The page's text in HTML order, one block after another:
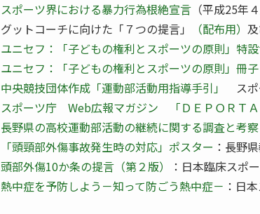
スポーツ界における暴力行為根絶宣言 （平成25年
グットコーチに向けた「７つの提言」
（配布用）
ユニセフ：「子どもの権利とスポーツの原則」特
ユニセフ：「子どもの権利とスポーツの原則」冊子
中央競技団体作成「運動部活動用指導手引」 ス
スポーツ庁 Web広報マガジン 「ＤＥＰＯＲＴＡ
長野県の高校運動部活動の継続に関する調査と考察
「頭頸部外傷事故発生時の対応」ポスター ：長野
頭部外傷10か条の提言（第２版）
：日本臨床スポ
熱中症を予防しよう－知って防ごう熱中症－ ：日